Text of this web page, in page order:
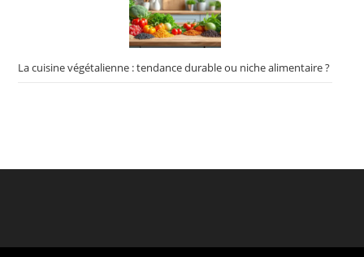
La cuisine végétalienne : tendance durable ou niche alimentaire ?